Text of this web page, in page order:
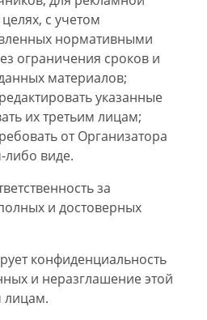
с учетом
нормативными
ограничения сроков и
материалов;
указанные
их третьим лицам;
от Организатора
либо виде.
за
и достоверных
конфиденциальность
и неразглашение этой
лицам.